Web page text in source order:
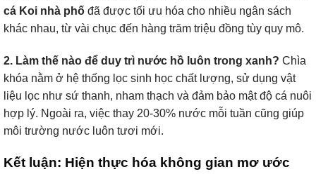
cá Koi nhà phố đã được tối ưu hóa cho nhiều ngân sách
khác nhau, từ vài chục đến hàng trăm triệu đồng tùy quy mô.
2. Làm thế nào để duy trì nước hồ luôn trong xanh? Chìa
khóa nằm ở hệ thống lọc sinh học chất lượng, sử dụng vật
liệu lọc như sứ thanh, nham thạch và đảm bảo mật độ cá nuôi
hợp lý. Ngoài ra, việc thay 20-30% nước mỗi tuần cũng giúp
môi trường nước luôn tươi mới.
Kết luận: Hiện thực hóa không gian mơ ước